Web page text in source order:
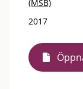
(MSB)
2017